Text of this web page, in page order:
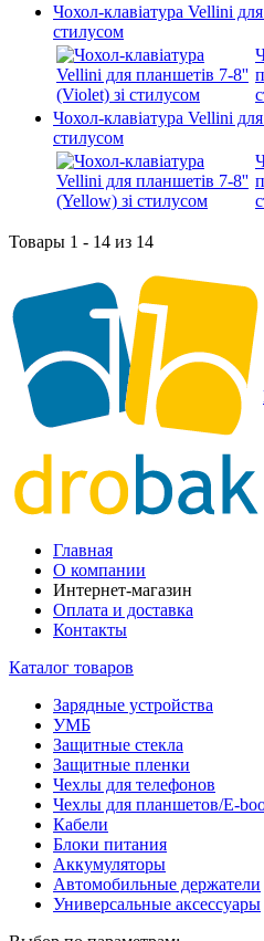
Чохол-клавіатура Vellini
стилусом
Чохол-клавіатура Vellini
стилусом
Товары 1 - 14 из 14
Главная
О компании
Интернет-магазин
Оплата и доставка
Контакты
Каталог товаров
Зарядные устройства
УМБ
Защитные стекла
Защитные пленки
Чехлы для телефонов
Чехлы для планшетов/E-
Кабели
Блоки питания
Аккумуляторы
Автомобильные держатели
Универсальные аксессуары